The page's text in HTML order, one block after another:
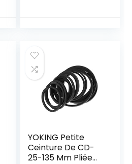
LP Phonographe
Vinyle Record
Player Recorder
YOKING Petite
Ceinture De CD-
25-135 Mm Pliée